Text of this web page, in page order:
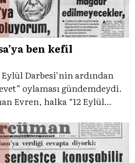
ben kefil
Eylül Darbesi’nin ardından
oylaması gündemdeydi.
Evren, halka “12 Eylül
O güne Tercüman ile